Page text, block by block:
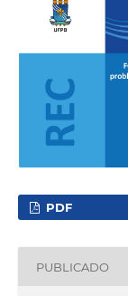
PDF
PUBLICADO